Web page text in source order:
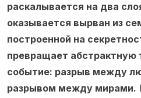
раскалывается на два
оказывается вырван из
построенной на
превращает абстрактную
событие: разрыв между
разрывом между мирами.